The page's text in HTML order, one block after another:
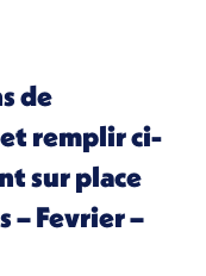
de
remplir ci-
sur place
– Fevrier –